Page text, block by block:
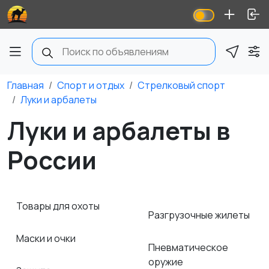
Главная Спорт и отдых
Стрелковый спорт
Луки и арбалеты
Луки и арбалеты в
России
Товары для охоты
Маски и очки
Разгрузочные жилеты
Пневматическое
оружие